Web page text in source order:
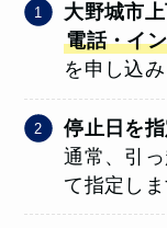
大野城市
電話・イ
を申し込み
停止日を
通常、引
て指定しま